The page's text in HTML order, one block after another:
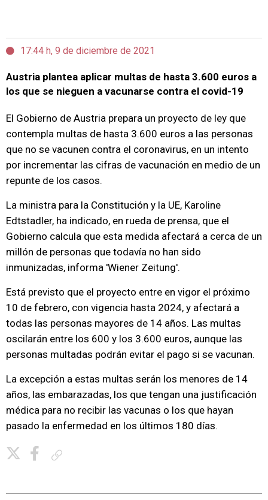
17:44 h, 9 de diciembre de 2021
Austria plantea aplicar multas de hasta 3.600 euros a
los que se nieguen a vacunarse contra el covid-19
El Gobierno de Austria prepara un proyecto de ley que
contempla multas de hasta 3.600 euros a las personas
que no se vacunen contra el coronavirus, en un intento
por incrementar las cifras de vacunación en medio de un
repunte de los casos.
La ministra para la Constitución y la UE, Karoline
Edtstadler, ha indicado, en rueda de prensa, que el
Gobierno calcula que esta medida afectará a cerca de un
millón de personas que todavía no han sido
inmunizadas, informa 'Wiener Zeitung'.
Está previsto que el proyecto entre en vigor el próximo
10 de febrero, con vigencia hasta 2024, y afectará a
todas las personas mayores de 14 años. Las multas
oscilarán entre los 600 y los 3.600 euros, aunque las
personas multadas podrán evitar el pago si se vacunan.
La excepción a estas multas serán los menores de 14
años, las embarazadas, los que tengan una justificación
médica para no recibir las vacunas o los que hayan
pasado la enfermedad en los últimos 180 días.